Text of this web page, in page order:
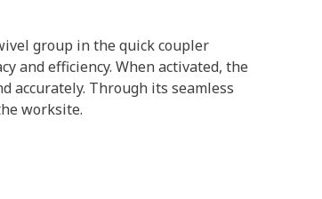
group in the quick coupler
and efficiency. When activated, the
accurately. Through its seamless
worksite.